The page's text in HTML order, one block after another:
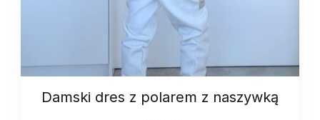
Damski dres z polarem z naszywką